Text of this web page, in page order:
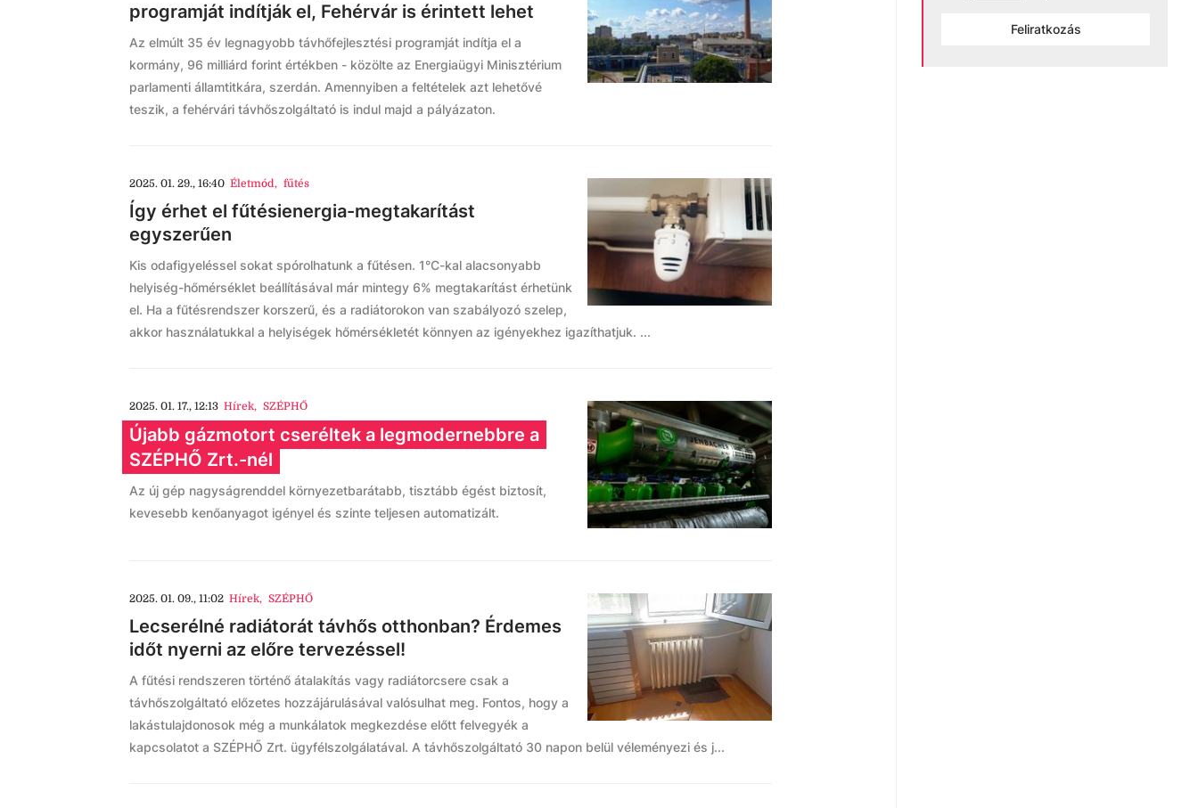
programját indítják el, Fehérvár is érintett lehet
Az elmúlt 35 év legnagyobb távhőfejlesztési programját indítja el a
kormány, 96 milliárd forint értékben - közölte az Energiaügyi Minisztérium
parlamenti államtitkára, szerdán. Amennyiben a feltételek azt lehetővé
teszik, a fehérvári távhőszolgáltató is indul majd a pályázaton.
2025. 01. 29., 16:40 Életmód, fűtés
Így érhet el fűtésienergia-megtakarítást
egyszerűen
Kis odafigyeléssel sokat spórolhatunk a fűtésen. 1°C-kal alacsonyabb
helyiség-hőmérséklet beállításával már mintegy 6% megtakarítást érhetünk
el. Ha a fűtésrendszer korszerű, és a radiátorokon van szabályozó szelep,
akkor használatukkal a helyiségek hőmérsékletét könnyen az igényekhez igazíthatjuk. ...
2025. 01. 17., 12:13 Hírek, SZÉPHŐ
Újabb gázmotort cseréltek a legmodernebbre a
SZÉPHŐ Zrt.-nél
Az új gép nagyságrenddel környezetbarátabb, tisztább égést biztosít,
kevesebb kenőanyagot igényel és szinte teljesen automatizált.
2025. 01. 09., 11:02 Hírek, SZÉPHŐ
Lecserélné radiátorát távhős otthonban? Érdemes
időt nyerni az előre tervezéssel!
A fűtési rendszeren történő átalakítás vagy radiátorcsere csak a
távhőszolgáltató előzetes hozzájárulásával valósulhat meg. Fontos, hogy a
lakástulajdonosok még a munkálatok megkezdése előtt felvegyék a
kapcsolatot a SZÉPHŐ Zrt. ügyfélszolgálatával. A távhőszolgáltató 30 napon belül véleményezi és j...
Feliratkozás